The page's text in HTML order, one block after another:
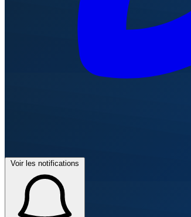
Voir les notifications